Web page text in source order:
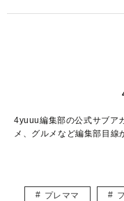
4yuuu編集部の公式サブア
メ、グルメなど編集部目線
プレママ